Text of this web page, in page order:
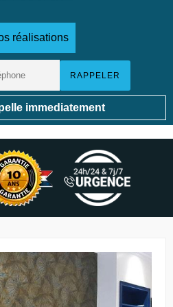
réalisations
immediatement